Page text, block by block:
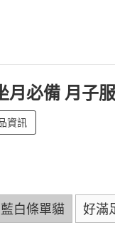
必備 月子
資訊
藍白條單貓 好滿